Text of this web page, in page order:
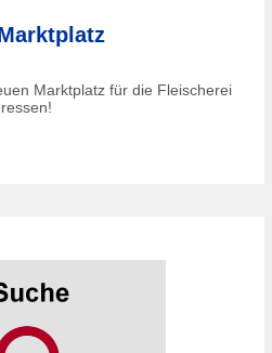
Marktplatz für die Fleischerei